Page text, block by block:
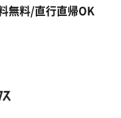
無料/直行直帰OK